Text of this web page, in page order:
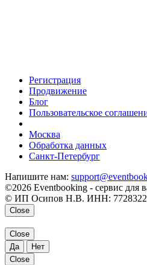
Регистрация
Продвижение
Блог
Пользовательское
Москва
Обработка данных
Санкт-Петербург
Напишите нам:
©2026 Eventbooking - сервис для
© ИП Осипов Н.В. ИНН:
Close
Close
Да
Нет
Close